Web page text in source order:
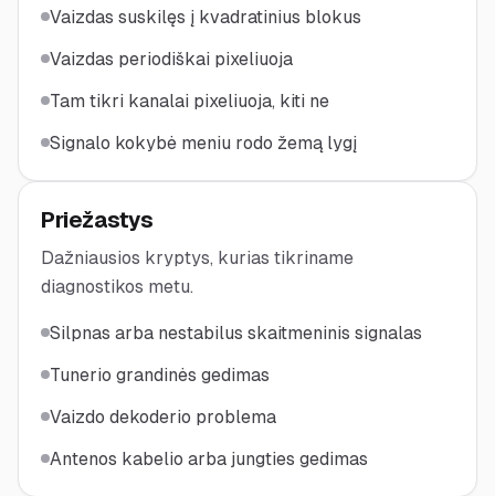
Vaizdas suskilęs į kvadratinius blokus
Vaizdas periodiškai pixeliuoja
Tam tikri kanalai pixeliuoja, kiti ne
Signalo kokybė meniu rodo žemą lygį
Priežastys
Dažniausios kryptys, kurias tikriname
diagnostikos metu.
Silpnas arba nestabilus skaitmeninis signalas
Tunerio grandinės gedimas
Vaizdo dekoderio problema
Antenos kabelio arba jungties gedimas